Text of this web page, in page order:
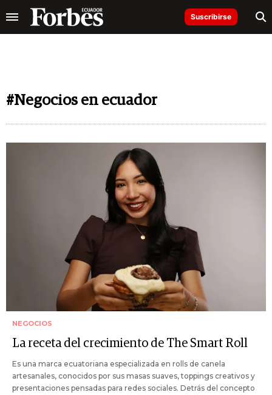
Suscribirse
#Negocios en ecuador
NEGOCIOS
La receta del crecimiento de The Smart Roll
Es una marca ecuatoriana especializada en rolls de canela
artesanales, conocidos por sus masas suaves, toppings creativos y
presentaciones pensadas para redes sociales. Detrás del concepto